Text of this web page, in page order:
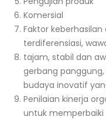
Komersial
Faktor
terdiferensiasi,
tajam, stabil dan
gerbang
budaya inovatif
Penilaian kinerja
untuk memperbaiki